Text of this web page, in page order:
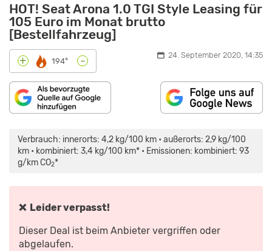
HOT! Seat Arona 1.0 TGI Style Leasing für
105 Euro im Monat brutto
[Bestellfahrzeug]
+ 194° - 24. September 2020, 14:35
Verbrauch: innerorts: 4,2 kg/100 km • außerorts: 2,9 kg/100
km • kombiniert: 3,4 kg/100 km* • Emissionen: kombiniert: 93
g/km CO2*
❌ Leider verpasst!
Dieser Deal ist beim Anbieter vergriffen oder
abgelaufen.
TGI
TEST:
ICH
WILL
EB E
ER S
OUTUBE A
NZEIGEN